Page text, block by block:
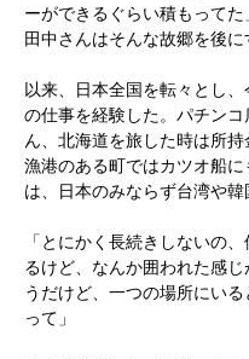
ーができるぐらい積もってた
田中さんはそんな故郷を後に
以来、日本全国を転々とし
の仕事を経験した。パチン
ん、北海道を旅した時は所持
漁港のある町ではカツオ船
は、日本のみならず台湾や韓
「とにかく長続きしないの
るけど、なんか囲われた感
うだけど、一つの場所にい
って」